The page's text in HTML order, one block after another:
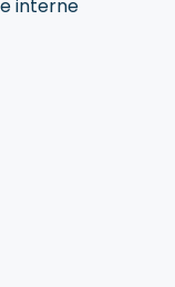
interne